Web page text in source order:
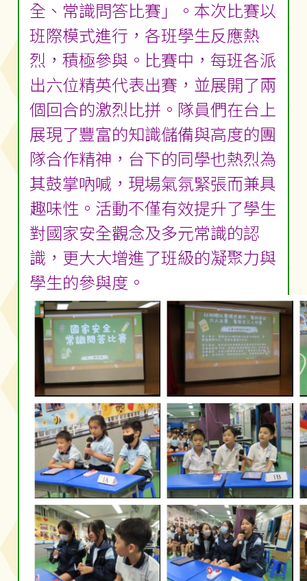
全、常識問答比賽」。本次比賽以
班際模式進行，各班學生反應熱
烈，積極參與。比賽中，每班各派
出六位精英代表出賽，並展開了兩
個回合的激烈比拼。隊員們在台上
展現了豐富的知識儲備與高度的團
隊合作精神，台下的同學也熱烈為
其鼓掌吶喊，現場氣氛緊張而兼具
趣味性。活動不僅有效提升了學生
對國家安全觀念及多元常識的認
識，更大大增進了班級的凝聚力與
學生的參與度。